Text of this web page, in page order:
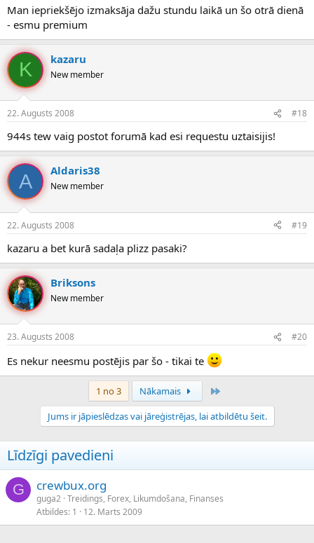
Man iepriekšējo izmaksāja dažu stundu laikā un šo otrā dienā
- esmu premium
K kazaru
New member
22. Augusts 2008 #18
944s tew vaig postot forumā kad esi requestu uztaisijis!
A Aldaris38
New member
22. Augusts 2008 #19
kazaru a bet kurā sadaļa plizz pasaki?
Briksons
New member
23. Augusts 2008 #20
Es nekur neesmu postējis par šo - tikai te
1 no 3 Nākamais
Jums ir jāpieslēdzas vai jāreģistrējas, lai atbildētu šeit.
Līdzīgi pavedieni
G crewbux.org
guga2 Treidings, Forex, Likumdošana, Finanses
Atbildes 1 12. Marts 2009